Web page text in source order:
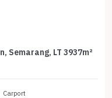
Semarang, LT 3937m²
Carport